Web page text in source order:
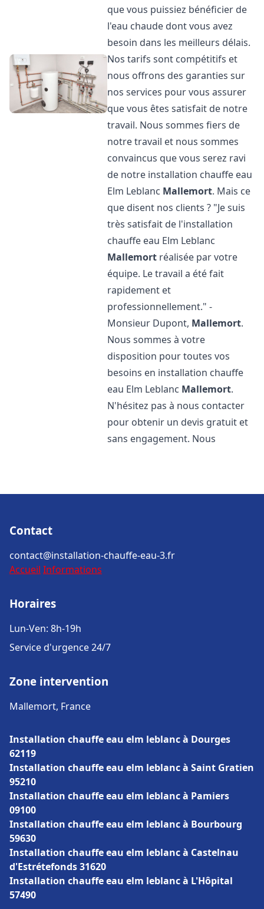
que vous puissiez bénéficier de
l'eau chaude dont vous avez
besoin dans les meilleurs délais.
Nos tarifs sont compétitifs et
nous offrons des garanties sur
nos services pour vous assurer
que vous êtes satisfait de notre
travail. Nous sommes fiers de
notre travail et nous sommes
convaincus que vous serez ravi
de notre installation chauffe eau
Elm Leblanc Mallemort. Mais ce
que disent nos clients ? "Je suis
très satisfait de l'installation
chauffe eau Elm Leblanc
Mallemort réalisée par votre
équipe. Le travail a été fait
rapidement et
professionnellement." -
Monsieur Dupont, Mallemort.
Nous sommes à votre
disposition pour toutes vos
besoins en installation chauffe
eau Elm Leblanc Mallemort.
N'hésitez pas à nous contacter
pour obtenir un devis gratuit et
sans engagement. Nous
Contact
contact@installation-chauffe-eau-3.fr
Accueil Informations
Horaires
Lun-Ven: 8h-19h
Service d'urgence 24/7
Zone intervention
Mallemort, France
Installation chauffe eau elm leblanc à Dourges
62119
Installation chauffe eau elm leblanc à Saint Gratien
95210
Installation chauffe eau elm leblanc à Pamiers
09100
Installation chauffe eau elm leblanc à Bourbourg
59630
Installation chauffe eau elm leblanc à Castelnau
d'Estrétefonds 31620
Installation chauffe eau elm leblanc à L'Hôpital
57490